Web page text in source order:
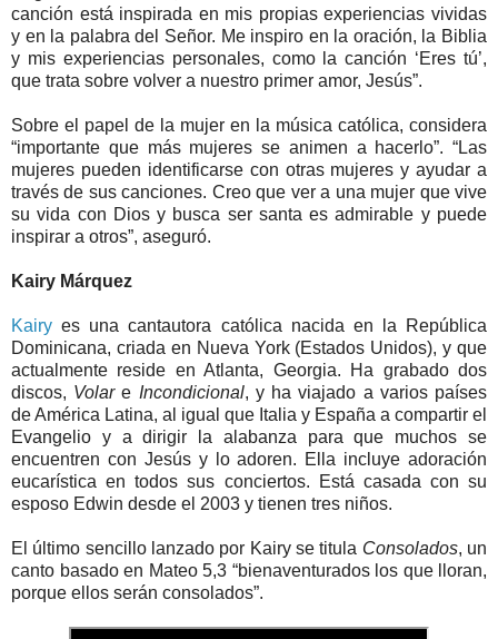
canción está inspirada en mis propias experiencias vividas
y en la palabra del Señor. Me inspiro en la oración, la Biblia
y mis experiencias personales, como la canción ‘Eres tú’,
que trata sobre volver a nuestro primer amor, Jesús”.
Sobre el papel de la mujer en la música católica, considera
“importante que más mujeres se animen a hacerlo”. “Las
mujeres pueden identificarse con otras mujeres y ayudar a
través de sus canciones. Creo que ver a una mujer que vive
su vida con Dios y busca ser santa es admirable y puede
inspirar a otros”, aseguró.
Kairy Márquez
Kairy es una cantautora católica nacida en la República
Dominicana, criada en Nueva York (Estados Unidos), y que
actualmente reside en Atlanta, Georgia. Ha grabado dos
discos, Volare Incondicional, y ha viajado a varios países
de América Latina, al igual que Italia y España a compartir el
Evangelio y a dirigir la alabanza para que muchos se
encuentren con Jesús y lo adoren. Ella incluye adoración
eucarística en todos sus conciertos. Está casada con su
esposo Edwin desde el 2003 y tienen tres niños.
El último sencillo lanzado por Kairy se titula Consolados, un
canto basado en Mateo 5,3 “bienaventurados los que lloran,
porque ellos serán consolados”.